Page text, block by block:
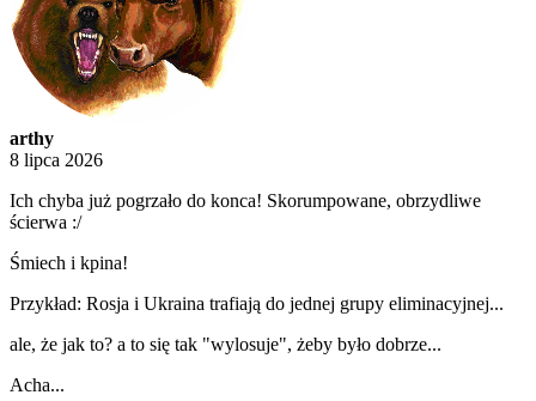
arthy
8 lipca 2026
Ich chyba już pogrzało do konca! Skorumpowane, obrzydliwe
ścierwa :/
Śmiech i kpina!
Przykład: Rosja i Ukraina trafiają do jednej grupy eliminacyjnej...
ale, że jak to? a to się tak "wylosuje", żeby było dobrze...
Acha...